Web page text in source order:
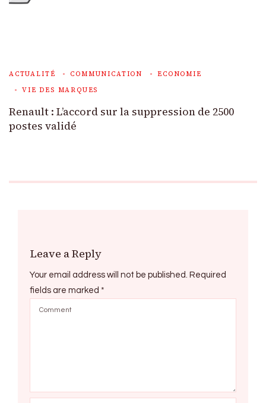
ACTUALITÉ COMMUNICATION
ECONOMIE
VIE DES MARQUES
Renault : L’accord sur la suppression de 2500
postes validé
Leave a Reply
Your email address will not be published. Required
fields are marked *